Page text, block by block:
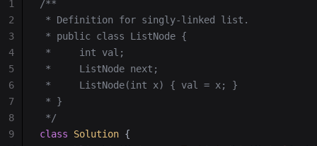
/**
* Definition for singly-linked list.
* public class ListNode {
*     int val;
*     ListNode next;
*     ListNode(int x) { val = x; }
* }
*/
class Solution {
1
2
3
4
5
6
7
8
9